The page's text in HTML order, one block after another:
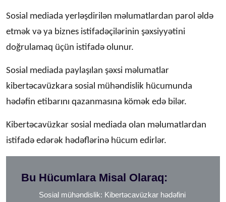
Sosial mediada yerləşdirilən məlumatlardan parol əldə
etmək və ya biznes istifadəçilərinin şəxsiyyətini
doğrulamaq üçün istifadə olunur.
Sosial mediada paylaşılan şəxsi məlumatlar
kibertəcavüzkara sosial mühəndislik hücumunda
hədəfin etibarını qazanmasına kömək edə bilər.
Kibertəcavüzkar sosial mediada olan məlumatlardan
istifadə edərək hədəflərinə hücum edirlər.
Bu Hücumlara Misal Olaraq:
Sosial mühəndislik: Kibertəcavüzkar hədəfini